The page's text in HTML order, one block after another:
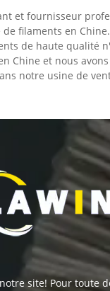
et fournisseur
filaments en
de haute qualité
Chine et nous
notre usine de
site! Pour toute